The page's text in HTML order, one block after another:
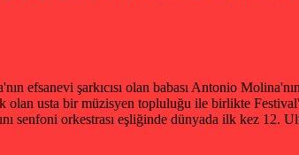
şarkıcısı olan babası Antonio
olan usta bir müzisyen topluluğu ile birlikte
senfoni orkestrası eşliğinde dünyada ilk kez 12.